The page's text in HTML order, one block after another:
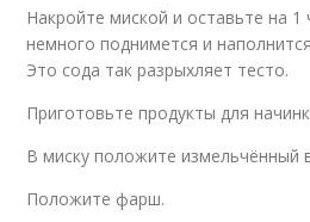
Накройте миской и оставьте на 1
немного поднимется и
Это сода так разрыхляет тесто.
Приготовьте продукты для
В миску положите измельчённый
Положите фарш.